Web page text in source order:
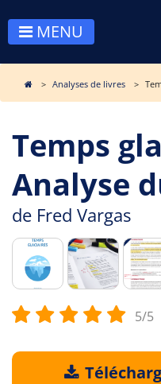
MENU
Analyses de livres
Temps
Analyse
de Fred Vargas
5/5